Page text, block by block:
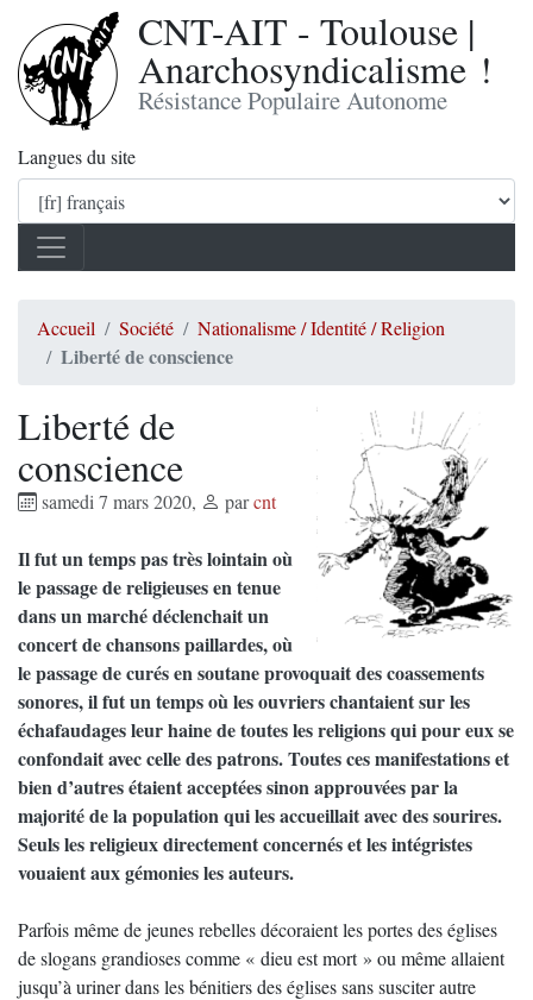
CNT-AIT - Toulouse |
Anarchosyndicalisme !
Résistance Populaire Autonome
Langues du site
Accueil Société Nationalisme / Identité / Religion
Liberté de conscience
Liberté de
conscience
samedi 7 mars 2020, parcnt
Il fut un temps pas très lointain où
le passage de religieuses en tenue
dans un marché déclenchait un
concert de chansons paillardes, où
le passage de curés en soutane provoquait des coassements
sonores, il fut un temps où les ouvriers chantaient sur les
échafaudages leur haine de toutes les religions qui pour eux se
confondait avec celle des patrons. Toutes ces manifestations et
bien d’autres étaient acceptées sinon approuvées par la
majorité de la population qui les accueillait avec des sourires.
Seuls les religieux directement concernés et les intégristes
vouaient aux gémonies les auteurs.
Parfois même de jeunes rebelles décoraient les portes des églises
de slogans grandioses comme « dieu est mort » ou même allaient
jusqu’à uriner dans les bénitiers des églises sans susciter autre